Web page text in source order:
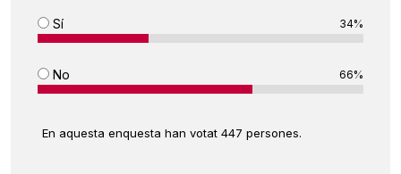
Sí 34%
No 66%
En aquesta enquesta han votat 447 persones.